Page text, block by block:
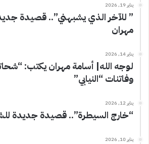
يناير 19, 2026
” للآخر الذي يشبهني”.. قصيدة
مهران
يناير 14, 2026
لوجه الله| أسامة مهران يكتب:
وفاتنات “النيابي”
يناير 12, 2026
“خارج السيطرة”.. قصيدة جديدة
يناير 10, 2026